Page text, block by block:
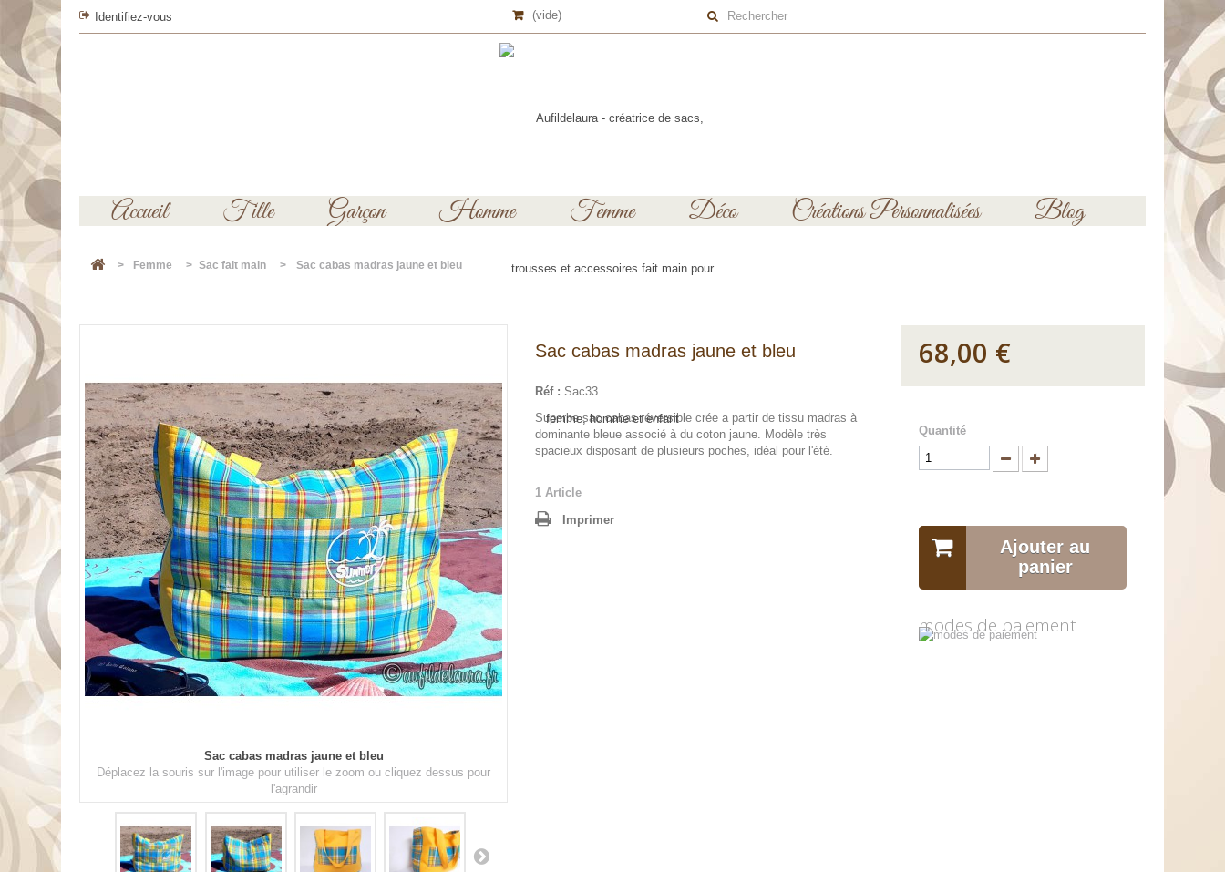
Identifiez-vous (vide)
Accueil Fille Garçon Homme Femme Déco Créations Personnalisées Blog
> Femme > Sac fait main > Sac cabas madras jaune et bleu
Sac cabas madras jaune et bleu
Déplacez la souris sur l'image pour utiliser le zoom ou cliquez dessus pour
l'agrandir
Sac cabas madras jaune et bleu
Réf : Sac33
Superbe sac cabas réversible crée a partir de tissu madras à
dominante bleue associé à du coton jaune. Modèle très
spacieux disposant de plusieurs poches, idéal pour l'été.
1 Article
Imprimer
68,00 €
Quantité
Ajouter au
panier
modes de paiement